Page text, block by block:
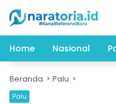
konten
Home
Nasional
Beranda Palu
Palu